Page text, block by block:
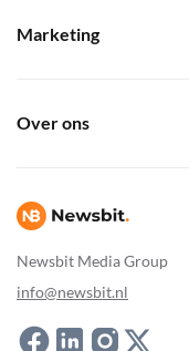
Newsbit Media Group
info@newsbit.nl
Marketing
Over ons